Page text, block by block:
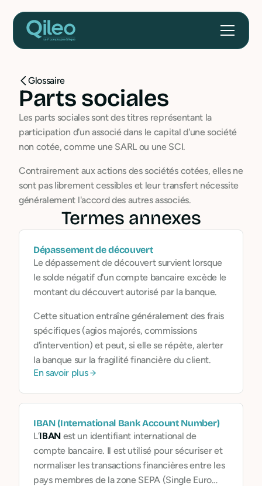
Glossaire
Parts sociales
Les parts sociales sont des titres représentant la
participation d'un associé dans le capital d'une société
non cotée, comme une SARL ou une SCI.
Contrairement aux actions des sociétés cotées, elles ne
sont pas librement cessibles et leur transfert nécessite
généralement l'accord des autres associés.
Termes annexes
Dépassement de découvert
Le dépassement de découvert survient lorsque
le solde négatif d'un compte bancaire excède le
montant du découvert autorisé par la banque.
Cette situation entraîne généralement des frais
spécifiques (agios majorés, commissions
d'intervention) et peut, si elle se répète, alerter
la banque sur la fragilité financière du client.
En savoir plus
IBAN (International Bank Account Number)
L’IBAN est un identifiant international de
compte bancaire. Il est utilisé pour sécuriser et
normaliser les transactions financières entre les
pays membres de la zone SEPA (Single Euro